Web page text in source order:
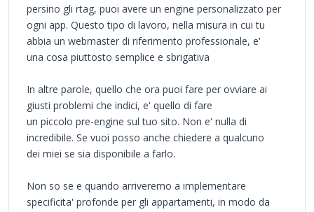
persino gli rtag, puoi avere un engine personalizzato per
ogni app. Questo tipo di lavoro, nella misura in cui tu
abbia un webmaster di riferimento professionale, e'
una cosa piuttosto semplice e sbrigativa
In altre parole, quello che ora puoi fare per ovviare ai
giusti problemi che indici, e' quello di fare
un piccolo pre-engine sul tuo sito. Non e' nulla di
incredibile. Se vuoi posso anche chiedere a qualcuno
dei miei se sia disponibile a farlo.
Non so se e quando arriveremo a implementare
specificita' profonde per gli appartamenti, in modo da